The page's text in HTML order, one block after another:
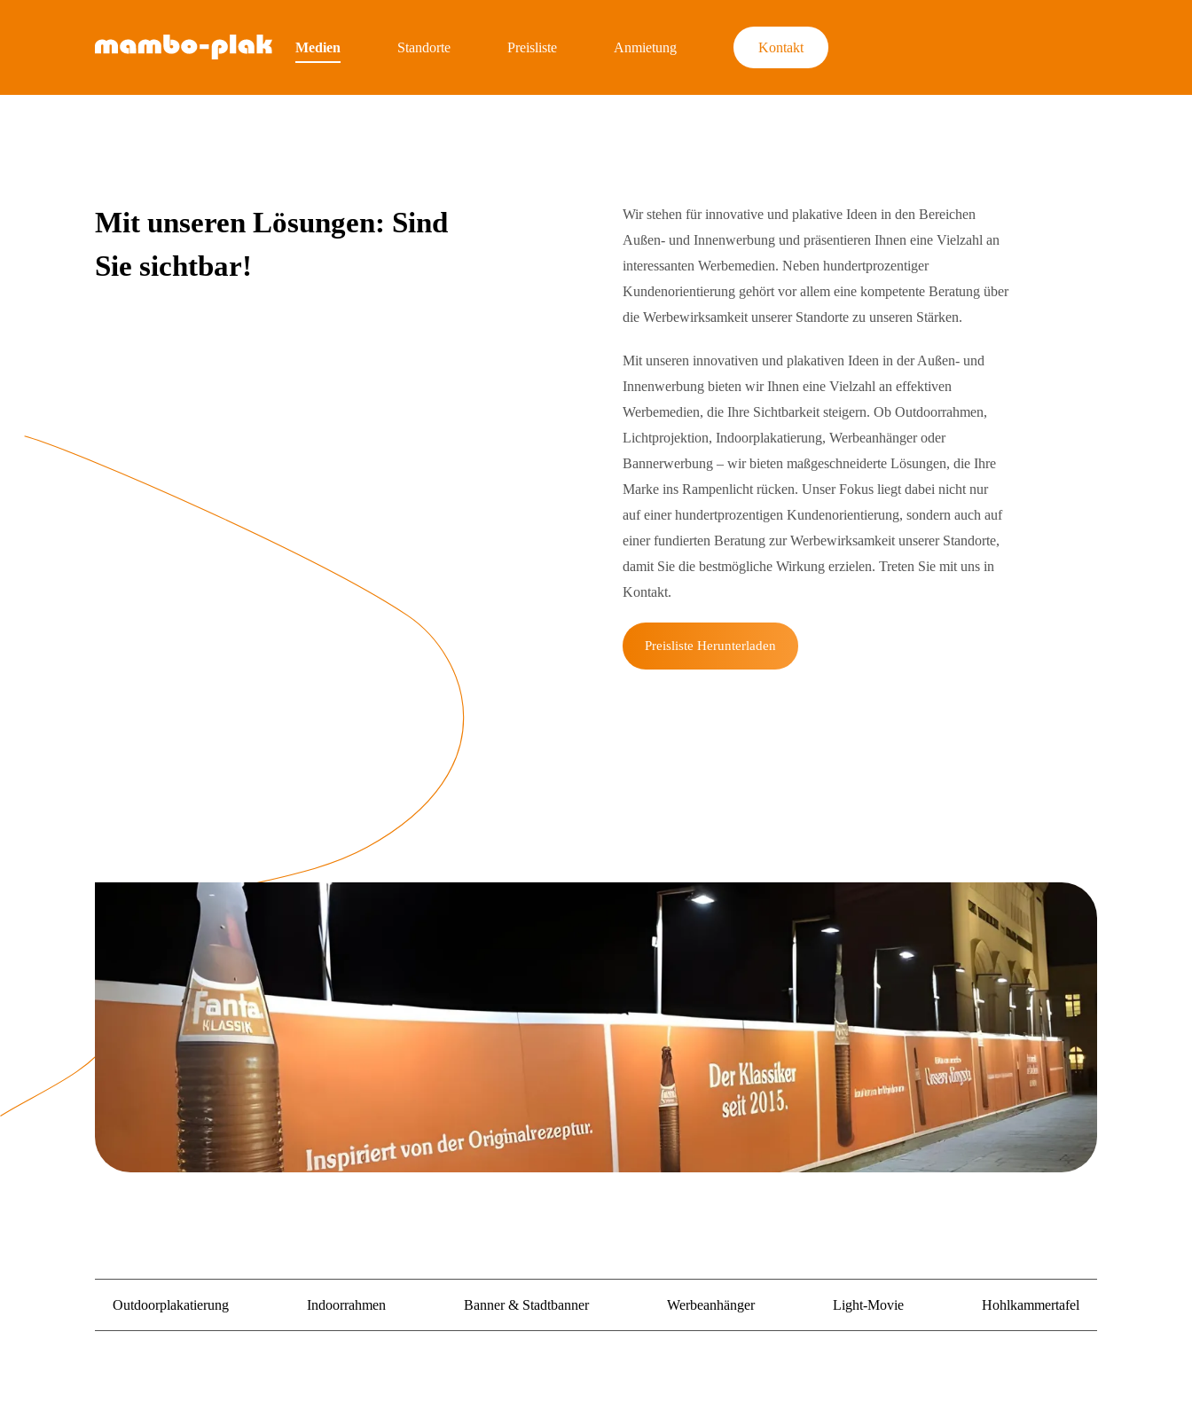
Medien Standorte Preisliste Anmietung Kontakt
Mit unseren Lösungen: Sind
Sie sichtbar!
Wir stehen für innovative und plakative Ideen in den Bereichen
Außen- und Innenwerbung und präsentieren Ihnen eine Vielzahl an
interessanten Werbemedien. Neben hundertprozentiger
Kundenorientierung gehört vor allem eine kompetente Beratung über
die Werbewirksamkeit unserer Standorte zu unseren Stärken.
Mit unseren innovativen und plakativen Ideen in der Außen- und
Innenwerbung bieten wir Ihnen eine Vielzahl an effektiven
Werbemedien, die Ihre Sichtbarkeit steigern. Ob Outdoorrahmen,
Lichtprojektion, Indoorplakatierung, Werbeanhänger oder
Bannerwerbung – wir bieten maßgeschneiderte Lösungen, die Ihre
Marke ins Rampenlicht rücken. Unser Fokus liegt dabei nicht nur
auf einer hundertprozentigen Kundenorientierung, sondern auch auf
einer fundierten Beratung zur Werbewirksamkeit unserer Standorte,
damit Sie die bestmögliche Wirkung erzielen. Treten Sie mit uns in
Kontakt.
Preisliste Herunterladen
Outdoorplakatierung Indoorrahmen Banner & Stadtbanner Werbeanhänger Light-Movie Hohlkammertafel